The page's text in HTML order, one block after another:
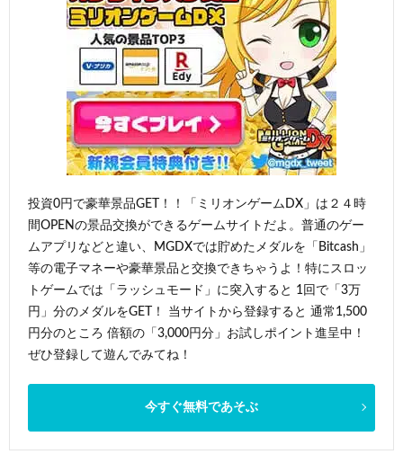
投資0円で豪華景品GET！！「ミリオンゲームDX」は２４時
間OPENの景品交換ができるゲームサイトだよ。普通のゲー
ムアプリなどと違い、MGDXでは貯めたメダルを「Bitcash」
等の電子マネーや豪華景品と交換できちゃうよ！特にスロッ
トゲームでは「ラッシュモード」に突入すると 1回で「3万
円」分のメダルをGET！ 当サイトから登録すると 通常1,500
円分のところ 倍額の「3,000円分」お試しポイント進呈中！
ぜひ登録して遊んでみてね！
今すぐ無料であそぶ